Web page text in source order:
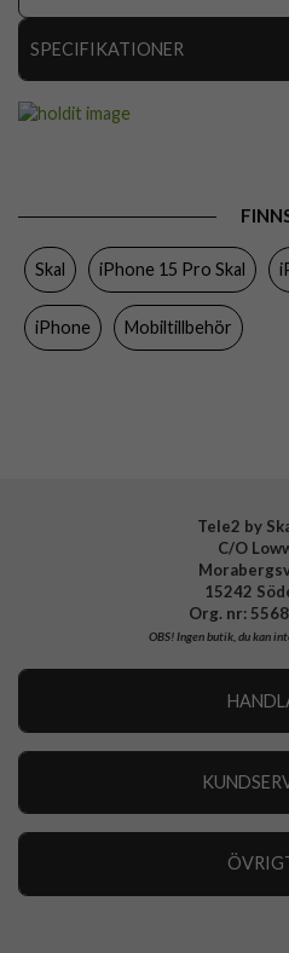
SPECIFIKATIONER
Färg
Material
Varumärke
Skal iPhone 15 Pro Skal
iPhone Mobiltillbehör
Tele2 by
C/O
15242
Org. nr:
OBS!Ingen butik, du kan